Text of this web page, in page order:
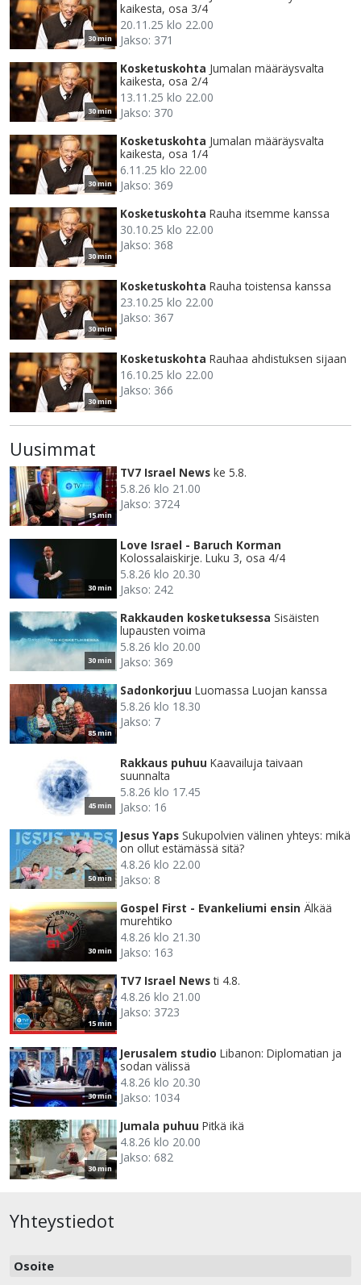
30 min
kaikesta, osa 3/4
20.11.25 klo 22.00
Jakso: 371
30 min
Kosketuskohta Jumalan määräysvalta
kaikesta, osa 2/4
13.11.25 klo 22.00
Jakso: 370
30 min
Kosketuskohta Jumalan määräysvalta
kaikesta, osa 1/4
6.11.25 klo 22.00
Jakso: 369
30 min
Kosketuskohta Rauha itsemme kanssa
30.10.25 klo 22.00
Jakso: 368
30 min
Kosketuskohta Rauha toistensa kanssa
23.10.25 klo 22.00
Jakso: 367
30 min
Kosketuskohta Rauhaa ahdistuksen sijaan
16.10.25 klo 22.00
Jakso: 366
Uusimmat
15 min
TV7 Israel News ke 5.8.
5.8.26 klo 21.00
Jakso: 3724
30 min
Love Israel - Baruch Korman
Kolossalaiskirje. Luku 3, osa 4/4
5.8.26 klo 20.30
Jakso: 242
30 min
Rakkauden kosketuksessa Sisäisten
lupausten voima
5.8.26 klo 20.00
Jakso: 369
85 min
Sadonkorjuu Luomassa Luojan kanssa
5.8.26 klo 18.30
Jakso: 7
45 min
Rakkaus puhuu Kaavailuja taivaan
suunnalta
5.8.26 klo 17.45
Jakso: 16
50 min
Jesus Yaps Sukupolvien välinen yhteys: mikä
on ollut estämässä sitä?
4.8.26 klo 22.00
Jakso: 8
30 min
Gospel First - Evankeliumi ensin Älkää
murehtiko
4.8.26 klo 21.30
Jakso: 163
15 min
TV7 Israel News ti 4.8.
4.8.26 klo 21.00
Jakso: 3723
30 min
Jerusalem studio Libanon: Diplomatian ja
sodan välissä
4.8.26 klo 20.30
Jakso: 1034
30 min
Jumala puhuu Pitkä ikä
4.8.26 klo 20.00
Jakso: 682
Yhteystiedot
Osoite